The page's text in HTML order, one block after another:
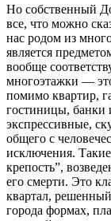
Но собственный
все, что можно
нас родом из
является
вообще
многоэтажки —
помимо квартир,
гостиницы, банки
экспрессивные,
общего с
исключения.
крепость”,
его смерти. Это
квартал, решенный
города формах,